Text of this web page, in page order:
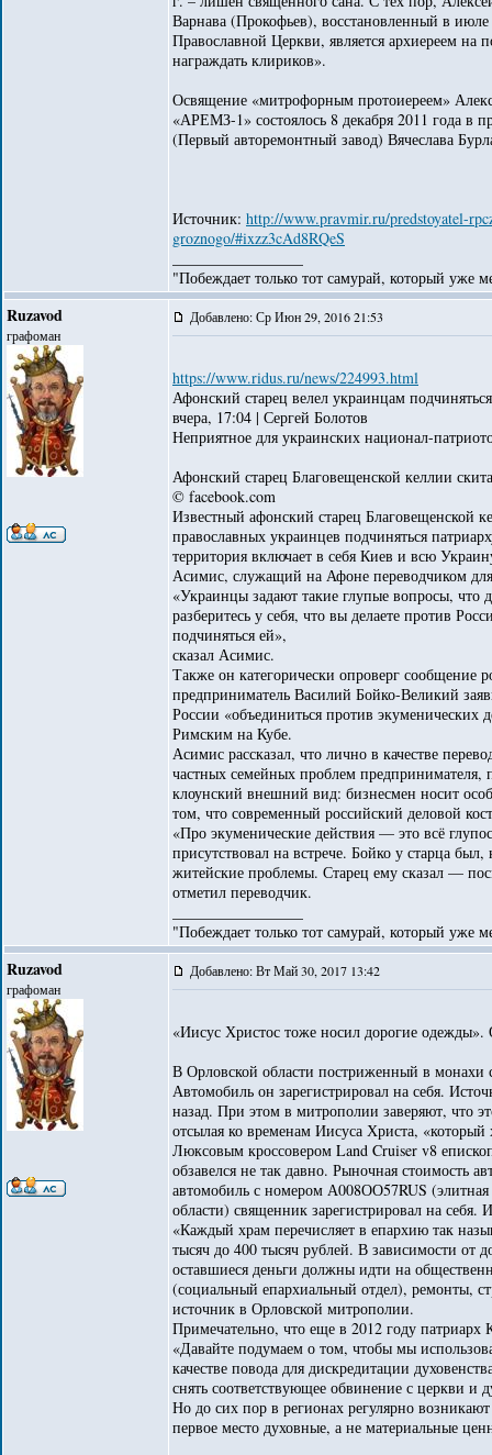
Варнава (Прокофьев), восстановленный в июле
Православной Церкви, является архиереем на
награждать клириков».
Освящение «митрофорным протоиереем»
«АРЕМЗ-1» состоялось 8 декабря 2011 года в
(Первый авторемонтный завод) Вячеслава
Источник: http://www.pravmir.ru/predstoyatel-
groznogo/#ixzz3cAd8RQeS
"Побеждает только тот самурай, который уже
Ruzavod
графоман
Добавлено: Ср Июн 29, 2016 21:53
https://www.ridus.ru/news/224993.html
Афонский старец велел украинцам
вчера, 17:04 | Сергей Болотов
Неприятное для украинских национал-
Афонский старец Благовещенской келлии
© facebook.com
Известный афонский старец Благовещенской
православных украинцев подчиняться
территория включает в себя Киев и всю
Асимис, служащий на Афоне переводчиком
«Украинцы задают такие глупые вопросы,
разберитесь у себя, что вы делаете против
подчиняться ей»,
сказал Асимис.
Также он категорически опроверг сообщение
предприниматель Василий Бойко-Великий
России «объединиться против экуменических
Римским на Кубе.
Асимис рассказал, что лично в качестве
частных семейных проблем предпринимателя,
клоунский внешний вид: бизнесмен носит
том, что современный российский деловой
«Про экуменические действия — это всё
присутствовал на встрече. Бойко у старца
житейские проблемы. Старец ему сказал —
отметил переводчик.
"Побеждает только тот самурай, который уже
Ruzavod
графоман
Добавлено: Вт Май 30, 2017 13:42
«Иисус Христос тоже носил дорогие одежды».
В Орловской области постриженный в
Автомобиль он зарегистрировал на себя.
назад. При этом в митрополии заверяют, что
отсылая ко временам Иисуса Христа,
Люксовым кроссовером Land Cruiser v8
обзавелся не так давно. Рыночная стоимость
автомобиль с номером А008ОО57RUS
области) священник зарегистрировал на
«Каждый храм перечисляет в епархию так
тысяч до 400 тысяч рублей. В зависимости от
оставшиеся деньги должны идти на
(социальный епархиальный отдел), ремонты,
источник в Орловской митрополии.
Примечательно, что еще в 2012 году
«Давайте подумаем о том, чтобы мы
качестве повода для дискредитации
снять соответствующее обвинение с церкви и
Но до сих пор в регионах регулярно
первое место духовные, а не материальные